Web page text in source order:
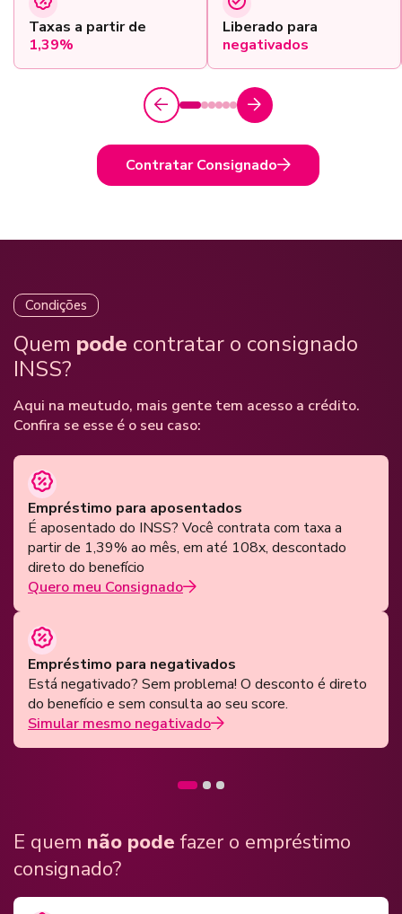
Taxas a partir de
1,39%
Liberado para
negativados
Contratar Consignado
Condições
Quem pode contratar o consignado
INSS?
Aqui na meutudo, mais gente tem acesso a crédito.
Confira se esse é o seu caso:
Empréstimo para aposentados
É aposentado do INSS? Você contrata com taxa a
partir de 1,39% ao mês, em até 108x, descontado
direto do benefício
Quero meu Consignado
Empréstimo para negativados
Está negativado? Sem problema! O desconto é direto
do benefício e sem consulta ao seu score.
Simular mesmo negativado
E quem não pode fazer o empréstimo
consignado?